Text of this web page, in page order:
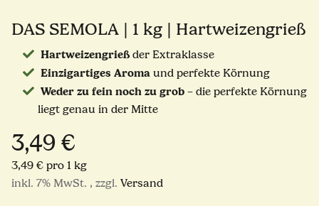
DAS SEMOLA | 1 kg | Hartweizengrieß
Hartweizengrieß der Extraklasse
Einzigartiges Aroma und perfekte Körnung
Weder zu fein noch zu grob – die perfekte Körnung
liegt genau in der Mitte
3,49 €
3,49 € pro 1 kg
inkl. 7% MwSt. , zzgl. Versand